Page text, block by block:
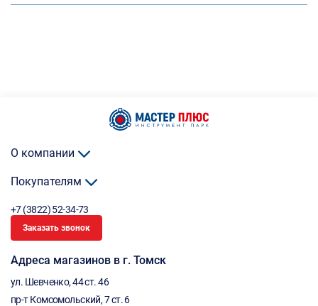
О компании
Покупателям
+7 (3822) 52-34-73
Заказать звонок
Адреса магазинов в г. Томск
ул. Шевченко, 44 ст. 46
пр-т Комсомольский, 7 ст. 6